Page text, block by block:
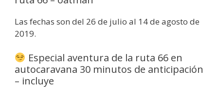
Las fechas son del 26 de julio al 14 de agosto de
2019.
Especial aventura de la ruta 66 en
autocaravana 30 minutos de anticipación
– incluye